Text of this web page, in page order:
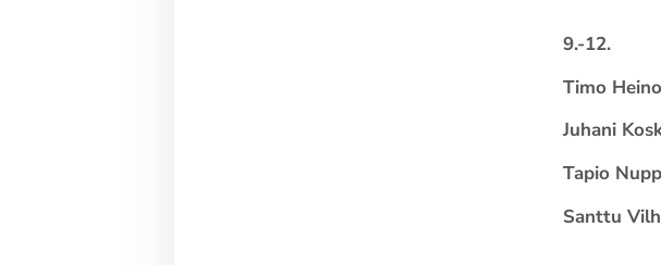
9.-12.
Timo
Juhani
Tapio
Santtu